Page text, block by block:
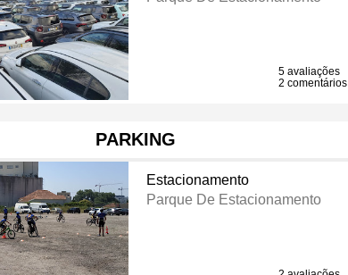
5 avaliações
2 comentários
PARKING
Estacionamento
Parque De Estacionamento